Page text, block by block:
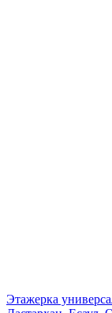
Этажерка